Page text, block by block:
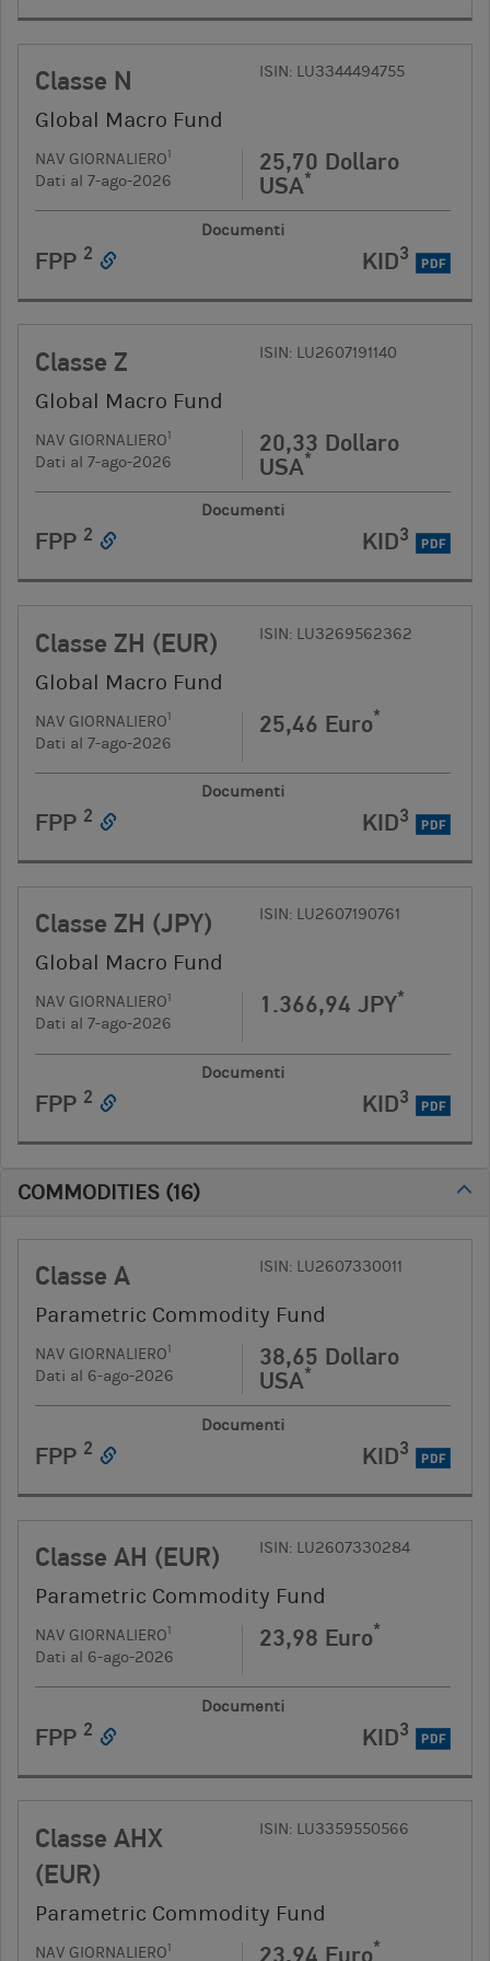
Classe N ISIN: LU3344494755
Global Macro Fund
NAV GIORNALIERO1
Dati al 7-ago-2026
25,70 Dollaro
USA*
Documenti
FPP 2 KID3 PDF
Classe Z ISIN: LU2607191140
Global Macro Fund
NAV GIORNALIERO1
Dati al 7-ago-2026
20,33 Dollaro
USA*
Documenti
FPP 2 KID3 PDF
Classe ZH (EUR) ISIN: LU3269562362
Global Macro Fund
NAV GIORNALIERO1
Dati al 7-ago-2026
25,46 Euro*
Documenti
FPP 2 KID3 PDF
Classe ZH (JPY) ISIN: LU2607190761
Global Macro Fund
NAV GIORNALIERO1
Dati al 7-ago-2026
1.366,94 JPY*
Documenti
FPP 2 KID3 PDF
COMMODITIES (16)
Classe A ISIN: LU2607330011
Parametric Commodity Fund
NAV GIORNALIERO1
Dati al 6-ago-2026
38,65 Dollaro
USA*
Documenti
FPP 2 KID3 PDF
Classe AH (EUR) ISIN: LU2607330284
Parametric Commodity Fund
NAV GIORNALIERO1
Dati al 6-ago-2026
23,98 Euro*
Documenti
FPP 2 KID3 PDF
Classe AHX
(EUR)
ISIN: LU3359550566
Parametric Commodity Fund
NAV GIORNALIERO1 23,94 Euro*